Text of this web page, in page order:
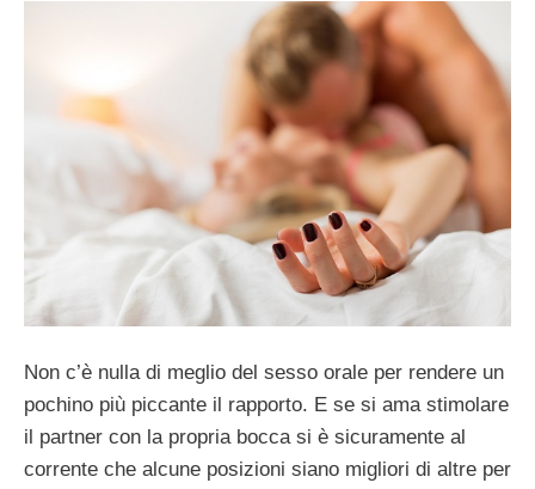
Non c’è nulla di meglio del sesso orale per rendere un
pochino più piccante il rapporto. E se si ama stimolare
il partner con la propria bocca si è sicuramente al
corrente che alcune posizioni siano migliori di altre per